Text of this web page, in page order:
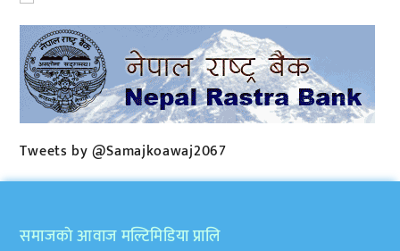
Tweets by @Samajkoawaj2067
समाजकाे आवाज मल्टिमिडिया प्रालि